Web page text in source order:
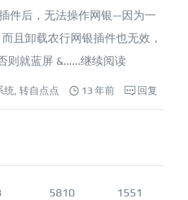
件后，无法操作网银—因为一
且卸载农行网银插件也无效，
则就蓝屏 &......继续阅读
统 转自点点 13 年前 回复
5810 1551